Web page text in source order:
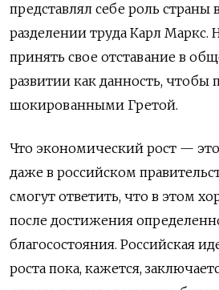
представлял себе роль страны
разделении труда Карл Маркс.
принять свое отставание в
развитии как данность,‌ чтобы
шокированными Гретой.
Что экономический рост —
даже в российском
смогут ответить, что в этом
после достижения
благосостояния. Российская
роста пока,‌ кажется,‌